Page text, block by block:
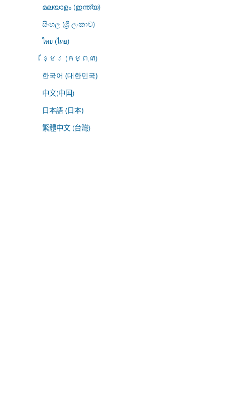
മലയാളം (ഇന്ത്യ)
සිංහල (ශ්‍රී ලංකාව)
ไทย (ไทย)
ខ្មែរ (កម្ពុជា)
한국어 (대한민국)
中文(中国)
日本語 (日本)
繁體中文 (台灣)